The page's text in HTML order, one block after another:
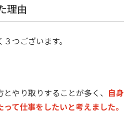
理由
つございます。
やり取りすることが多く、 自身
て仕事をしたいと考えました。